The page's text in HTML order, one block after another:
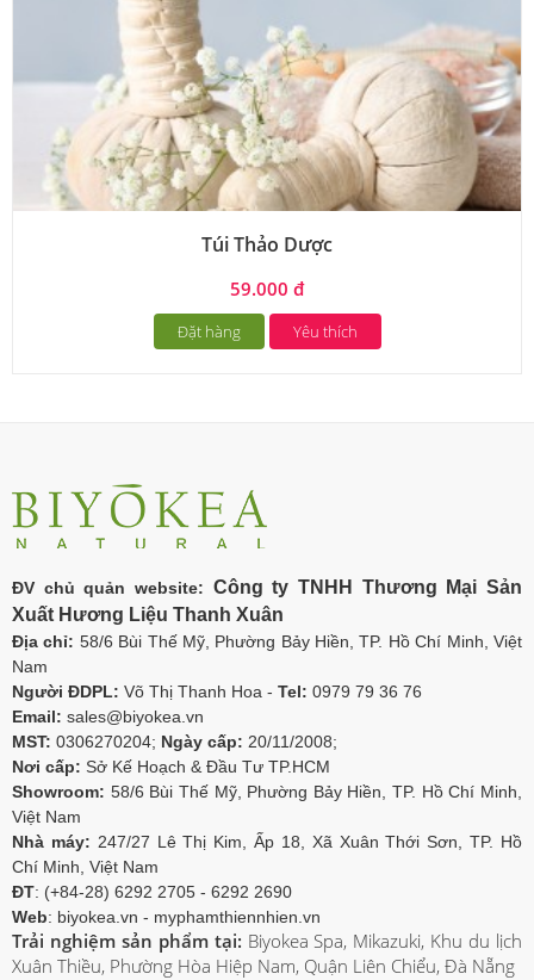
Túi Thảo Dược
59.000 đ
Đặt hàng Yêu thích
ĐV chủ quản website: Công ty TNHH Thương Mại Sản
Xuất Hương Liệu Thanh Xuân
Địa chỉ: 58/6 Bùi Thế Mỹ, Phường Bảy Hiền, TP. Hồ Chí Minh, Việt
Nam
Người ĐDPL: Võ Thị Thanh Hoa - Tel: 0979 79 36 76
Email: sales@biyokea.vn
MST: 0306270204; Ngày cấp: 20/11/2008;
Nơi cấp: Sở Kế Hoạch & Đầu Tư TP.HCM
Showroom: 58/6 Bùi Thế Mỹ, Phường Bảy Hiền, TP. Hồ Chí Minh,
Việt Nam
Nhà máy: 247/27 Lê Thị Kim, Ấp 18, Xã Xuân Thới Sơn, TP. Hồ
Chí Minh, Việt Nam
ĐT: (+84-28) 6292 2705 - 6292 2690
Web: biyokea.vn - myphamthiennhien.vn
Trải nghiệm sản phẩm tại: Biyokea Spa, Mikazuki, Khu du lịch
Xuân Thiều, Phường Hòa Hiệp Nam, Quận Liên Chiểu, Đà Nẵng